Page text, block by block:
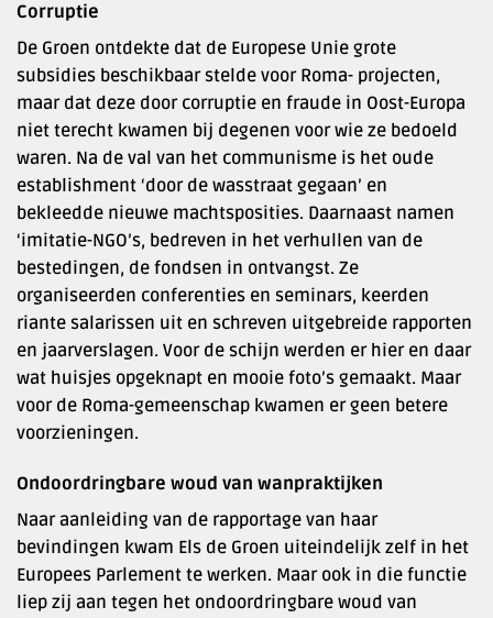
Corruptie
De Groen ontdekte dat de Europese Unie grote
subsidies beschikbaar stelde voor Roma- projecten,
maar dat deze door corruptie en fraude in Oost-Europa
niet terecht kwamen bij degenen voor wie ze bedoeld
waren. Na de val van het communisme is het oude
establishment ‘door de wasstraat gegaan’ en
bekleedde nieuwe machtsposities. Daarnaast namen
‘imitatie-NGO’s, bedreven in het verhullen van de
bestedingen, de fondsen in ontvangst. Ze
organiseerden conferenties en seminars, keerden
riante salarissen uit en schreven uitgebreide rapporten
en jaarverslagen. Voor de schijn werden er hier en daar
wat huisjes opgeknapt en mooie foto’s gemaakt. Maar
voor de Roma-gemeenschap kwamen er geen betere
voorzieningen.
Ondoordringbare woud van wanpraktijken
Naar aanleiding van de rapportage van haar
bevindingen kwam Els de Groen uiteindelijk zelf in het
Europees Parlement te werken. Maar ook in die functie
liep zij aan tegen het ondoordringbare woud van